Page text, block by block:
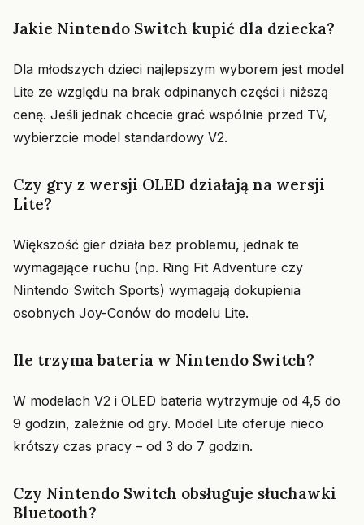
Jakie Nintendo Switch kupić dla dziecka?
Dla młodszych dzieci najlepszym wyborem jest model
Lite ze względu na brak odpinanych części i niższą
cenę. Jeśli jednak chcecie grać wspólnie przed TV,
wybierzcie model standardowy V2.
Czy gry z wersji OLED działają na wersji
Lite?
Większość gier działa bez problemu, jednak te
wymagające ruchu (np. Ring Fit Adventure czy
Nintendo Switch Sports) wymagają dokupienia
osobnych Joy-Conów do modelu Lite.
Ile trzyma bateria w Nintendo Switch?
W modelach V2 i OLED bateria wytrzymuje od 4,5 do
9 godzin, zależnie od gry. Model Lite oferuje nieco
krótszy czas pracy – od 3 do 7 godzin.
Czy Nintendo Switch obsługuje słuchawki
Bluetooth?